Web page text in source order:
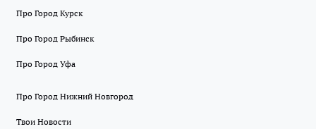
Про Город Курск
Про Город Рыбинск
Про Город Уфа
Про Город Нижний Новгород
Твои Новости